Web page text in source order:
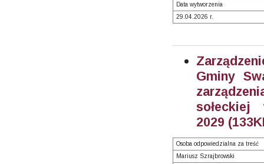
Data wytworzenia
29.04.2026 r.
Gminy
2029
Osoba odpowiedzialna za treść
Mariusz Szrajbrowski